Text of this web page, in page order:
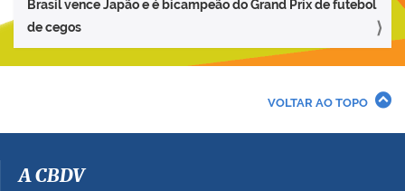
Brasil vence Japão e é bicampeão do Grand Prix de futebol
de cegos
VOLTAR AO TOPO
A CBDV